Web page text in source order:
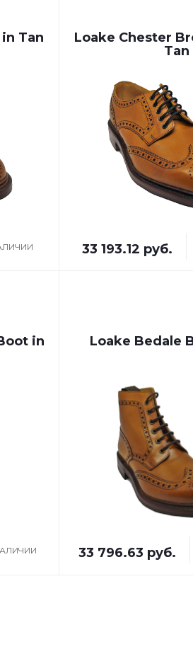
Tan
Loake Chester
Tan
33 193.12 руб.
in
Loake Bedale
33 796.63 руб.